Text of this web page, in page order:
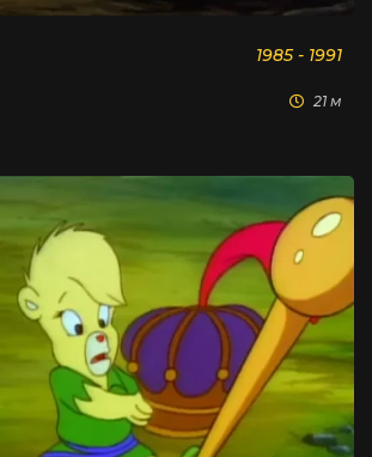
1985 - 1991
21 м